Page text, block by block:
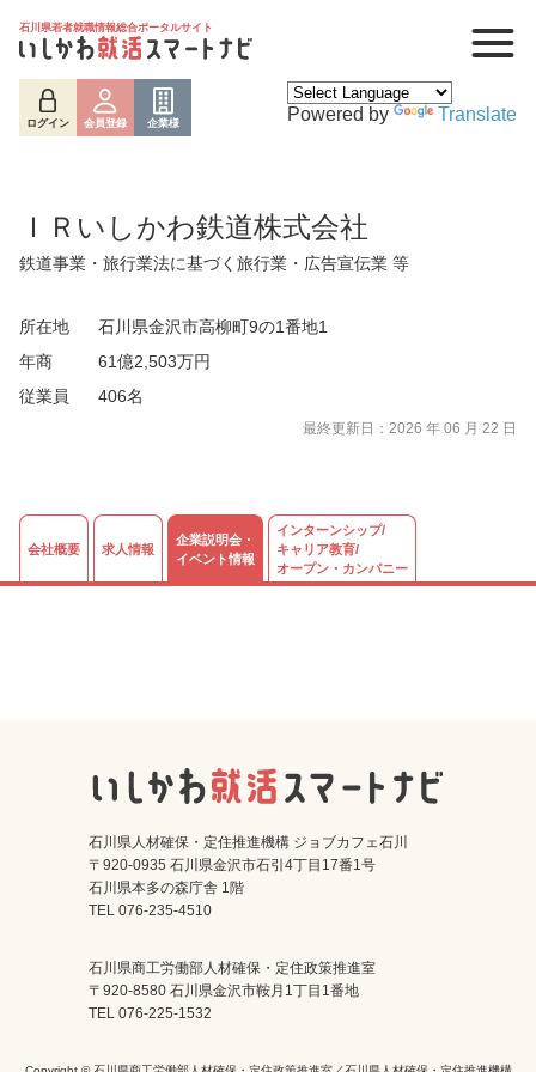
石川県若者就職情報総合ポータルサイト
ログイン 会員登録 企業様 Powered by Translate
ＩＲいしかわ鉄道株式会社
鉄道事業・旅行業法に基づく旅行業・広告宣伝業 等
所在地
石川県金沢市高柳町9の1番地1
年商
61億2,503万円
従業員
406名
最終更新日：2026 年 06 月 22 日
会社概要 求人情報
企業説明会・
イベント情報
インターンシップ/
キャリア教育/
オープン・カンパニー
石川県人材確保・定住推進機構 ジョブカフェ石川
〒920-0935 石川県金沢市石引4丁目17番1号
石川県本多の森庁舎 1階
TEL 076-235-4510
石川県商工労働部人材確保・定住政策推進室
〒920-8580 石川県金沢市鞍月1丁目1番地
TEL 076-225-1532